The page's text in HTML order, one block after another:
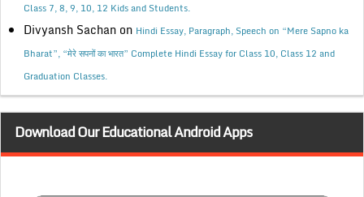
Class 7, 8, 9, 10, 12 Kids and Students.
Divyansh Sachan on Hindi Essay, Paragraph, Speech on “Mere Sapno ka
Bharat”, “मेरे सपनों का भारत” Complete Hindi Essay for Class 10, Class 12 and
Graduation Classes.
Download Our Educational Android Apps